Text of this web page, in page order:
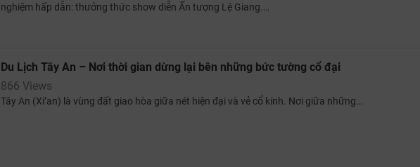
nghiệm hấp dẫn: thưởng thức show diễn Ấn tượng Lệ Giang.…
Du Lịch Tây An – Nơi thời gian dừng lại bên những bức tường cổ đại
866 Views
Tây An (Xi’an) là vùng đất giao hòa giữa nét hiện đại và vẻ cổ kính. Nơi giữa những…